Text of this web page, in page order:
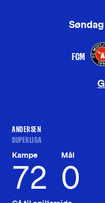
FCM
ANDERSEN
SUPERLIGA
Kampe
72
Mål
0